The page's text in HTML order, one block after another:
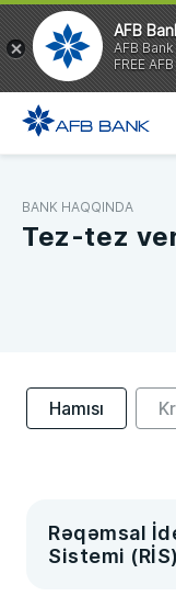
BANK HAQQINDA
Tez-tez
Hamısı
Rəqəmsal
Sistemi
AFB
AFB Bank
FREE